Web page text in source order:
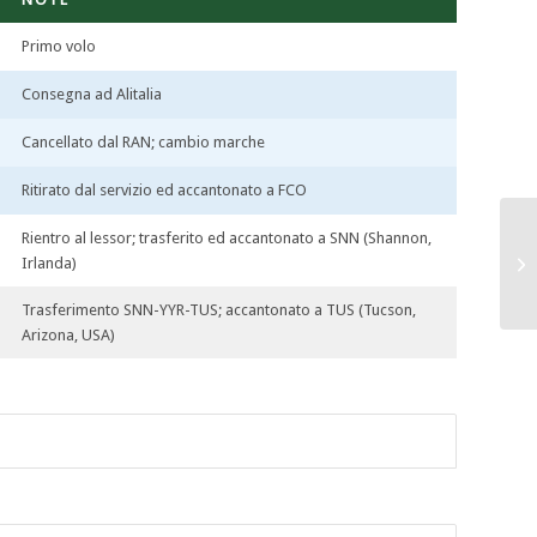
Primo volo
Consegna ad Alitalia
Cancellato dal RAN; cambio marche
Ritirato dal servizio ed accantonato a FCO
Rientro al lessor; trasferito ed accantonato a SNN (Shannon,
Irlanda)
Trasferimento SNN-YYR-TUS; accantonato a TUS (Tucson,
Arizona, USA)